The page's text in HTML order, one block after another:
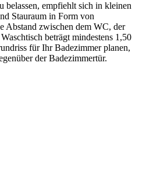
belassen, empfiehlt sich in kleinen
Stauraum in Form von
Abstand zwischen dem WC, der
beträgt mindestens 1,50
für Ihr Badezimmer planen,
der Badezimmertür.